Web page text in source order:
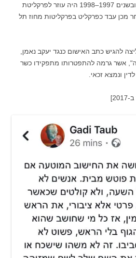
לממשלה מיכאל בן יאיר ובשנים 1997–1998 היה עוזר לפרקליטת
מכן עבד כפרקליט בפרקליטות מחוז תל
להגיש כתב האישום כנגד יעקב נאמן,
אשר גרמה להתפטרותו מתפקידו כשר
ונמצא זכאי.